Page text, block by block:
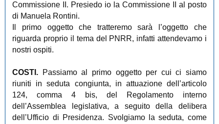
Commissione II. Presiedo io la Commissione II al posto
di Manuela Rontini.
Il primo oggetto che tratteremo sarà l’oggetto che
riguarda proprio il tema del PNRR, infatti attendevamo i
nostri ospiti.
COSTI. Passiamo al primo oggetto per cui ci siamo
riuniti in seduta congiunta, in attuazione dell’articolo
124, comma 4 bis, del Regolamento interno
dell’Assemblea legislativa, a seguito della delibera
dell’Ufficio di Presidenza. Svolgiamo la seduta, come